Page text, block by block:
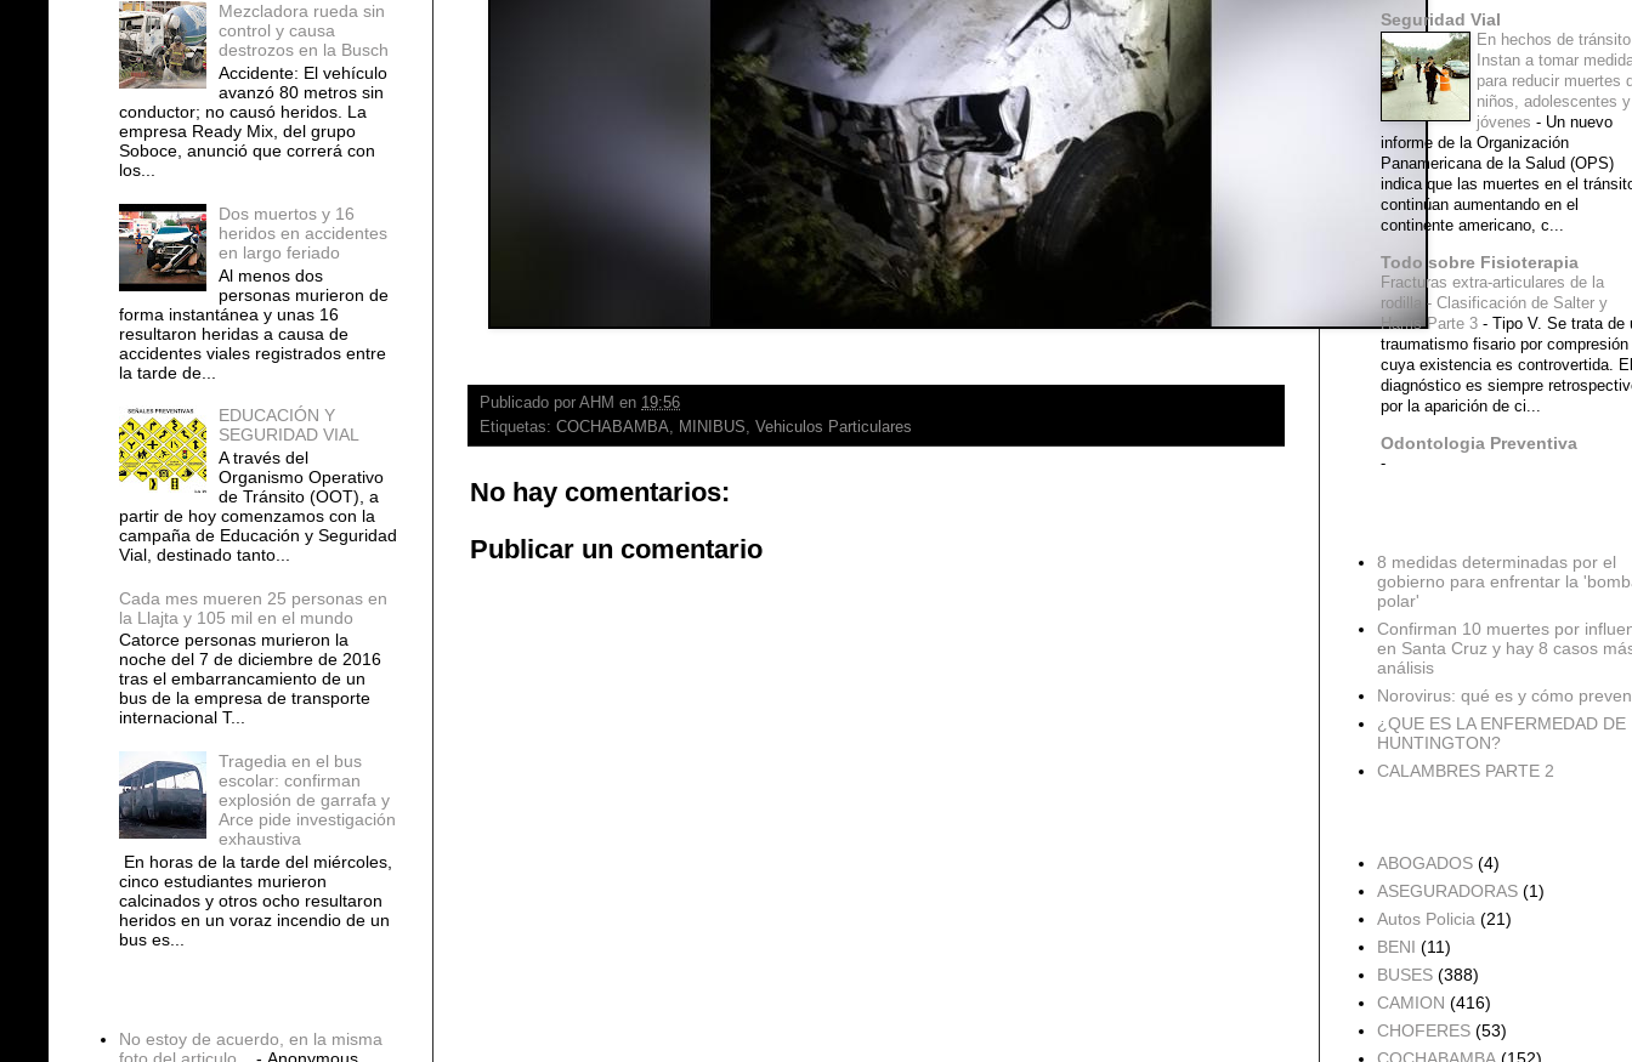
Publicado por AHM en 19:56
Etiquetas: COCHABAMBA, MINIBUS, Vehiculos Particulares
No hay comentarios:
Publicar un comentario
Mezcladora rueda sin
control y causa
destrozos en la Busch
Accidente: El vehículo
avanzó 80 metros sin
conductor; no causó heridos. La
empresa Ready Mix, del grupo
Soboce, anunció que correrá con
los...
Dos muertos y 16
heridos en accidentes
en largo feriado
Al menos dos
personas murieron de
forma instantánea y unas 16
resultaron heridas a causa de
accidentes viales registrados entre
la tarde de...
EDUCACIÓN Y
SEGURIDAD VIAL
A través del
Organismo Operativo
de Tránsito (OOT), a
partir de hoy comenzamos con la
campaña de Educación y Seguridad
Vial, destinado tanto...
Cada mes mueren 25 personas en
la Llajta y 105 mil en el mundo
Catorce personas murieron la
noche del 7 de diciembre de 2016
tras el embarrancamiento de un
bus de la empresa de transporte
internacional T...
Tragedia en el bus
escolar: confirman
explosión de garrafa y
Arce pide investigación
exhaustiva
En horas de la tarde del miércoles,
cinco estudiantes murieron
calcinados y otros ocho resultaron
heridos en un voraz incendio de un
bus es...
No estoy de acuerdo, en la misma
Seguridad Vial
En hechos de tránsito
Instan a tomar
para reducir muertes
niños, adolescentes y
jóvenes - Un nuevo
informe de la Organización
Panamericana de la Salud (OPS)
indica que las muertes en el
continúan aumentando en el
continente americano, c...
Todo sobre Fisioterapia
Fracturas extra-articulares de la
rodilla - Clasificación de Salter y
Harris Parte 3 - Tipo V. Se trata de
traumatismo fisario por compresión
cuya existencia es controvertida. El
diagnóstico es siempre
por la aparición de ci...
Odontologia Preventiva
-
8 medidas determinadas por el
gobierno para enfrentar la
polar'
Confirman 10 muertes por
en Santa Cruz y hay 8 casos
análisis
Norovirus: qué es y cómo
¿QUE ES LA ENFERMEDAD DE
HUNTINGTON?
CALAMBRES PARTE 2
ABOGADOS (4)
ASEGURADORAS (1)
Autos Policia (21)
BENI (11)
BUSES (388)
CAMION (416)
CHOFERES (53)